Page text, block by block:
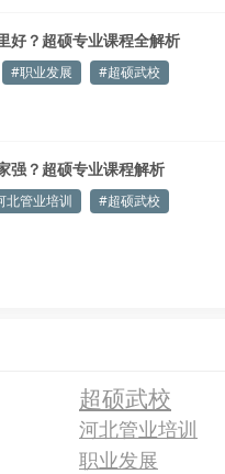
好？超硕专业课程全解析
#职业发展 #超硕武校
强？超硕专业课程解析
北管业培训 #超硕武校
超硕武校
河北管业培训
职业发展